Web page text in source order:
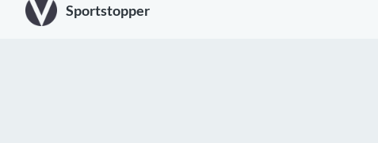
Sportstopper